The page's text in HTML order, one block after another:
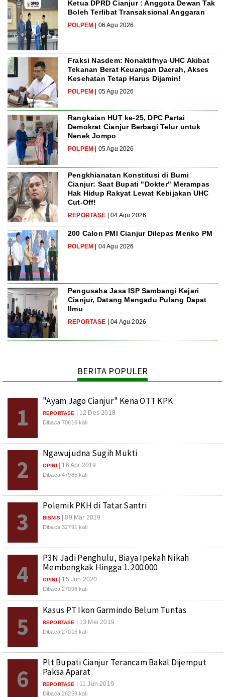
Ketua DPRD Cianjur : Anggota Dewan Tak
Boleh Terlibat Transaksional Anggaran
POLPEM | 06 Agu 2026
Fraksi Nasdem: Nonaktifnya UHC Akibat
Tekanan Berat Keuangan Daerah, Akses
Kesehatan Tetap Harus Dijamin!
POLPEM | 05 Agu 2026
Rangkaian HUT ke-25, DPC Partai
Demokrat Cianjur Berbagi Telur untuk
Nenek Jompo
POLPEM | 05 Agu 2026
Pengkhianatan Konstitusi di Bumi
Cianjur: Saat Bupati "Dokter" Merampas
Hak Hidup Rakyat Lewat Kebijakan UHC
Cut-Off!
REPORTASE | 04 Agu 2026
200 Calon PMI Cianjur Dilepas Menko PM
POLPEM | 04 Agu 2026
Pengusaha Jasa ISP Sambangi Kejari
Cianjur, Datang Mengadu Pulang Dapat
Ilmu
REPORTASE | 04 Agu 2026
BERITA POPULER
1
"Ayam Jago Cianjur" Kena OTT KPK
REPORTASE | 12 Des 2018
Dibaca 70616 kali
2
Ngawujudna Sugih Mukti
OPINI | 16 Apr 2019
Dibaca 47985 kali
3
Polemik PKH di Tatar Santri
BISNIS | 09 Mar 2019
Dibaca 32791 kali
4
P3N Jadi Penghulu, Biaya Ipekah Nikah
Membengkak Hingga 1. 200.000
OPINI | 15 Jun 2020
Dibaca 27098 kali
5
Kasus PT Ikon Garmindo Belum Tuntas
REPORTASE | 13 Mei 2019
Dibaca 27016 kali
6
Plt Bupati Cianjur Terancam Bakal Dijemput
Paksa Aparat
REPORTASE | 11 Jun 2019
Dibaca 26259 kali